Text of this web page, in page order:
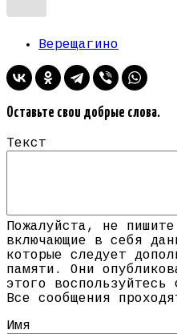
Верещагино
Оставьте свои добрые слова.
Текст
Пожалуйста, не
включающие в себя
которые следует
памяти. Они
этого воспользуйтесь
Все сообщения
Имя